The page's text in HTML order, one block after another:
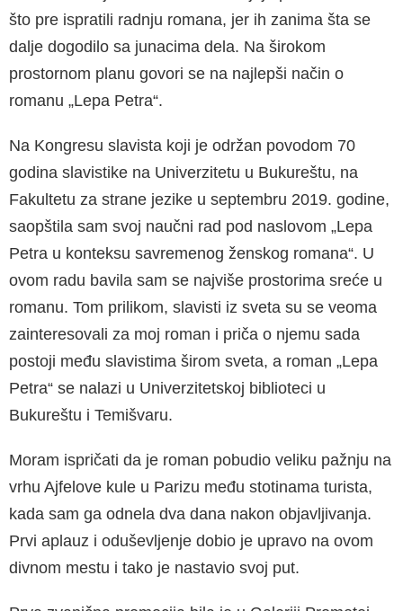
što pre ispratili radnju romana, jer ih za­nima šta se
dalje dogodilo sa junacima dela. Na širokom
prostornom planu govori se na najlepši način o
romanu „Lepa Petra“.
Na Kongresu slavista koji je održan povodom 70
godina slavistike na Univerzitetu u Bukureštu, na
Fakultetu za strane jezike u septembru 2019. go­dine,
saopštila sam svoj naučni rad pod naslo­vom „Lepa
Petra u konteksu savremenog žens­kog romana“. U
ovom radu bavila sam se naj­više prostorima sreće u
romanu. Tom prilikom, slavisti iz sveta su se veoma
zainteresovali za moj roman i priča o njemu sada
postoji među slavistima širom sveta, a roman „Lepa
Petra“ se nalazi u Univerzitetskoj biblioteci u
Bukureštu i Temišvaru.
Moram ispričati da je roman pobudio veliku pažnju na
vrhu Ajfelove kule u Parizu među sto­tinama turista,
kada sam ga odnela dva dana nakon objavljivanja.
Prvi aplauz i oduševljenje dobio je upravo na ovom
divnom mestu i tako je nastavio svoj put.